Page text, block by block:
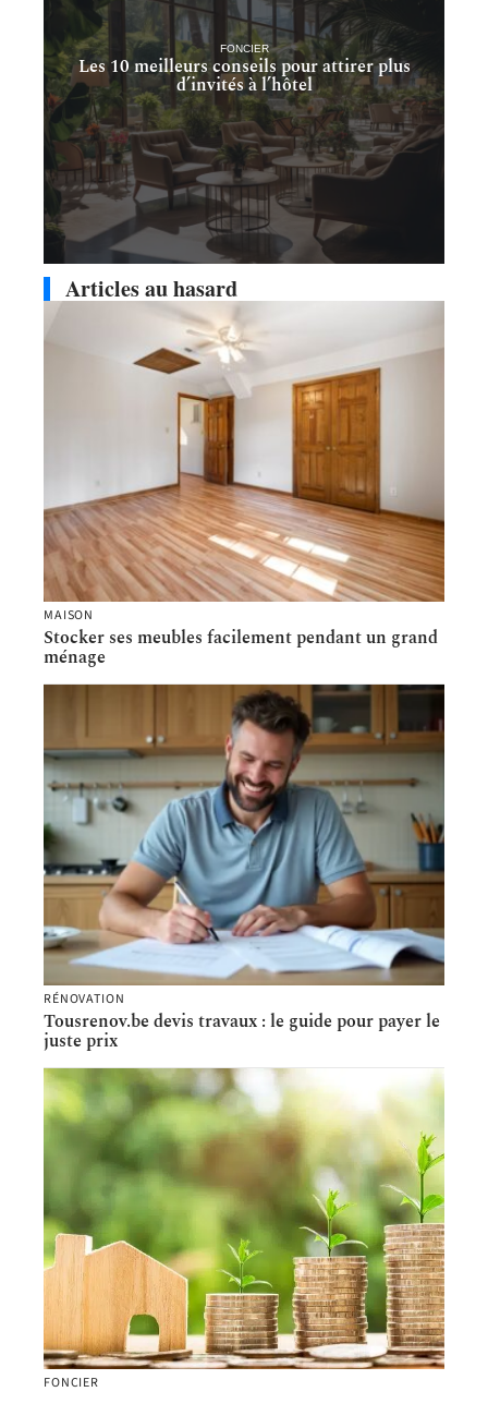
FONCIER
Les 10 meilleurs conseils pour attirer plus
d’invités à l’hôtel
Articles au hasard
MAISON
Stocker ses meubles facilement pendant un grand
ménage
RÉNOVATION
Tousrenov.be devis travaux : le guide pour payer le
juste prix
FONCIER